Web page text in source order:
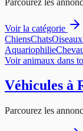
Voir la catégorie
ChiensChatsOiseaux
Aquariophilie
Voiranimaux dans
Véhicules à
Parcourez les